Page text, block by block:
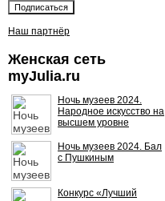
Наш партнёр
Женская сеть
myJulia.ru
Ночь музеев 2024.
Народное искусство на
высшем уровне
Ночь музеев 2024. Бал
с Пушкиным
Конкурс «Лучший